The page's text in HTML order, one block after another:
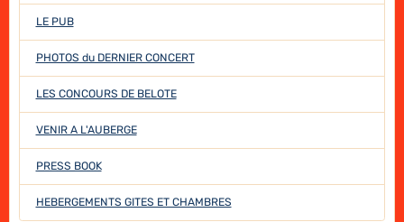
LE PUB
PHOTOS du DERNIER CONCERT
LES CONCOURS DE BELOTE
VENIR A L'AUBERGE
PRESS BOOK
HEBERGEMENTS GITES ET CHAMBRES